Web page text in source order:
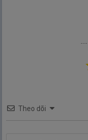
Theo dõi